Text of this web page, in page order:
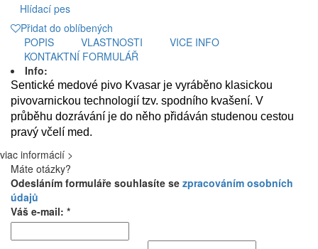
Hlídací pes
Přidat do oblíbených
POPIS
VLASTNOSTI
VICE INFO
KONTAKTNÍ FORMULÁŘ
Info:
Sentické medové pivo Kvasar je vyráběno klasickou
pivovarnickou technologií tzv. spodního kvašení. V
průběhu dozrávání je do něho přidáván studenou cestou
pravý včelí med.
viac informácií >
Máte otázky?
Odesláním formuláře souhlasíte se zpracováním osobních
údajů
Váš e-mail: *